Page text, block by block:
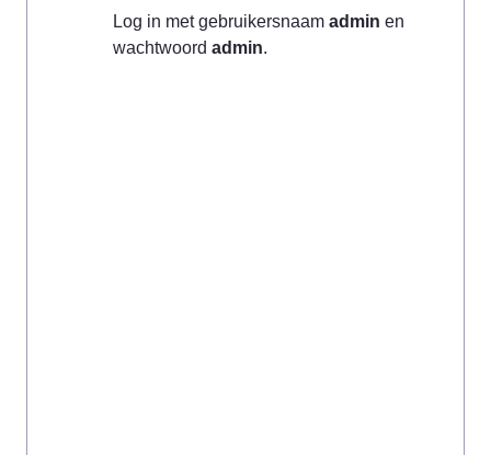
Log in met gebruikersnaam admin en
wachtwoord admin